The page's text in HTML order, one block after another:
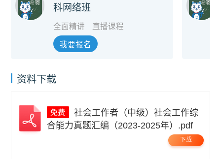
科网络班
全面精讲 直播课程
我要报名
资料下载
社会工作者（中级）社会工作综
合能力真题汇编（2023-2025年）.pdf
下载